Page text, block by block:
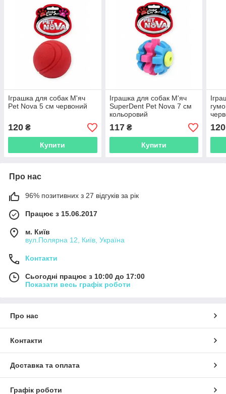
Іграшка для собак М'яч
Pet Nova 5 см червоний
120 ₴
Купити
Іграшка для собак М'яч
SuperDent Pet Nova 7 см
кольоровий
117₴
Купити
120
Про нас
96% позитивних з 27 відгуків за рік
Працює з 15.06.2017
м. Київ
вул.Полярна 12, Київ, Україна
Контакти
Сьогодні працює з 10:00 до 17:00
Показати весь графік роботи
Про нас
Контакти
Доставка та оплата
Графік роботи